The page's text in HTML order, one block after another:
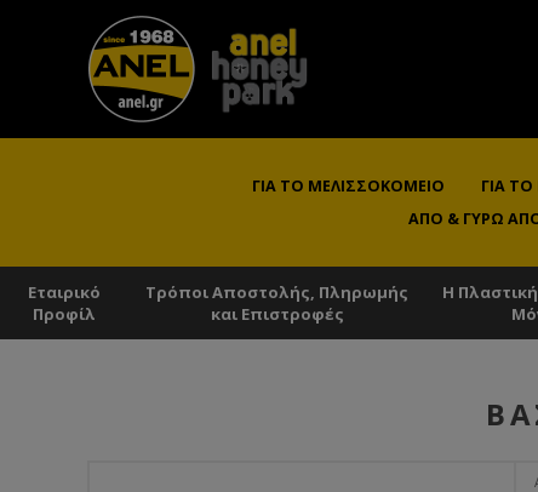
ΓΙΑ ΤΟ ΜΕΛΙΣΣΟΚΟΜΕΊΟ ΓΙΑ
ΑΠΌ & ΓΎΡΩ
Εταιρικό
Προφίλ
Τρόποι Αποστολής, Πληρωμής
και Επιστροφές
Η